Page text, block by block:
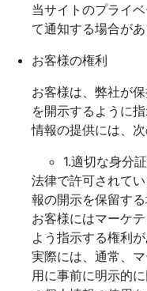
当サイトのプライ
て通知する場合があ
お客様の権利
お客様は、弊社が
を開示するように
情報の提供には、次
1.適切な身分
法律で許可されて
報の開示を保留する
お客様にはマーケ
よう指示する権利が
実際には、通常、
用に事前に明示的